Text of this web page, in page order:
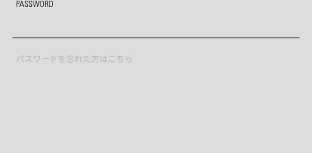
PASSWORD
パスワードを忘れた方はこちら